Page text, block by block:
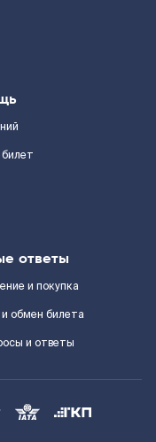
ответы
и покупка
и обмен билета
и ответы